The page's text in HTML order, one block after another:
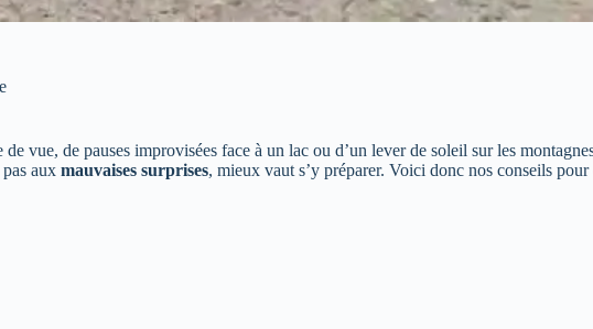
de vue, de pauses improvisées face à un lac ou d’un lever de soleil sur les
aux mauvaises surprises, mieux vaut s’y préparer. Voici donc nos conseils pour